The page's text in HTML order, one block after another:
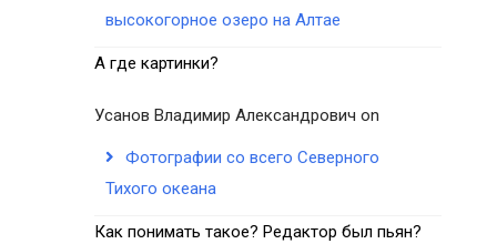
высокогорное озеро на Алтае
А где картинки?
Усанов Владимир Александрович on
Фотографии со всего Северного
Тихого океана
Как понимать такое? Редактор был пьян?